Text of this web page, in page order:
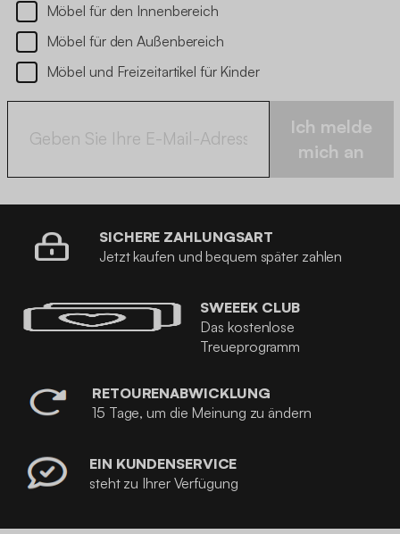
Möbel für den Innenbereich
Möbel für den Außenbereich
Möbel und Freizeitartikel für Kinder
Ich melde
mich an
SICHERE ZAHLUNGSART
Jetzt kaufen und bequem später zahlen
SWEEEK CLUB
Das kostenlose
Treueprogramm
RETOURENABWICKLUNG
15 Tage, um die Meinung zu ändern
EIN KUNDENSERVICE
steht zu Ihrer Verfügung